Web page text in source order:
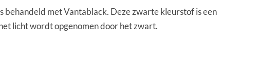
behandeld met Vantablack. Deze zwarte kleurstof is een
licht wordt opgenomen door het zwart.